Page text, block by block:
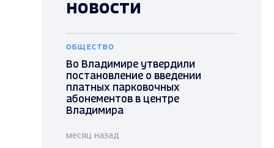
новости
ОБЩЕСТВО
Во Владимире утвердили
постановление о введении
платных парковочных
абонементов в центре
Владимира
месяц назад